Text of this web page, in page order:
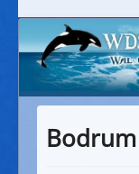
Bodrum